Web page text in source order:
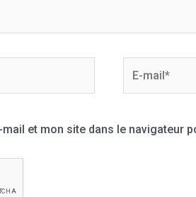
et mon site dans le navigateur